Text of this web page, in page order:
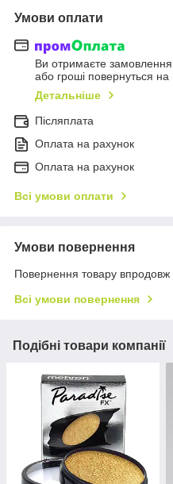
Умови оплати
Ви отримаєте замовлення
або гроші повернуться на
Детальніше
Післяплата
Оплата на рахунок
Оплата на рахунок
Всі умови оплати
Умови повернення
Повернення товару впродовж
Всі умови повернення
Подібні товари компанії